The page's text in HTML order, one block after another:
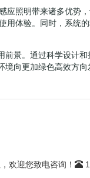
应照明带来诸多优势
用体验。同时，系统
景。通过科学设计
向更加绿色高效方向
欢迎您致电咨询！